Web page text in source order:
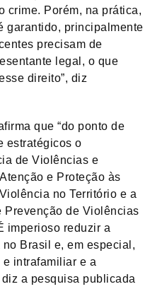
crime. Porém, na prática,
garantido, principalmente
precisam de
legal, o que
direito”, diz
que “do ponto de
estratégicos o
de Violências e
e Proteção às
no Território e a
Prevenção de Violências
imperioso reduzir a
Brasil e, em especial,
intrafamiliar e a
a pesquisa publicada